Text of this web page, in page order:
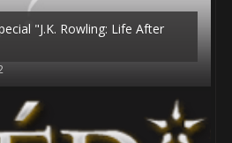
"J.K. Rowling: Life After